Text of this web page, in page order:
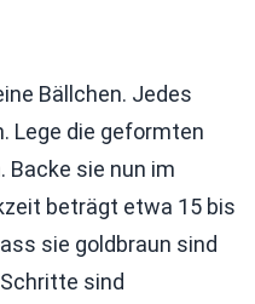
Bällchen. Jedes
Lege die geformten
Backe sie nun im
beträgt etwa 15 bis
sie goldbraun sind
sind